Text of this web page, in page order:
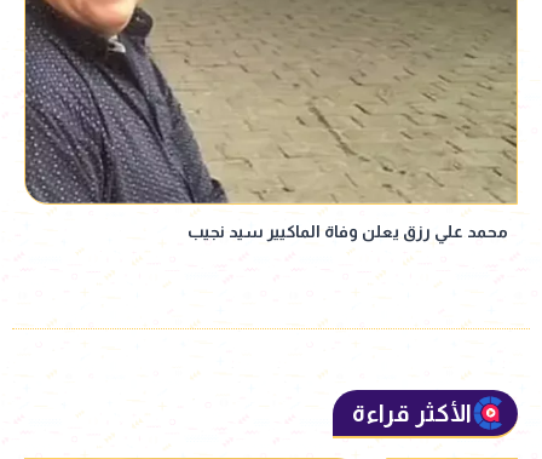
محمد علي رزق يعلن وفاة الماكيير سيد نجيب
الأكثر قراءة